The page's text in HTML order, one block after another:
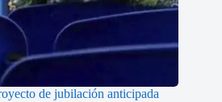
de jubilación anticipada